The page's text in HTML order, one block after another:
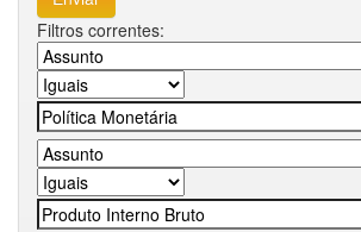
Filtros correntes: